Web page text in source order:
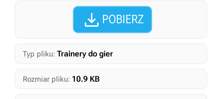
 POBIERZ
Typ pliku: Trainery do gier
Rozmiar pliku: 10.9 KB